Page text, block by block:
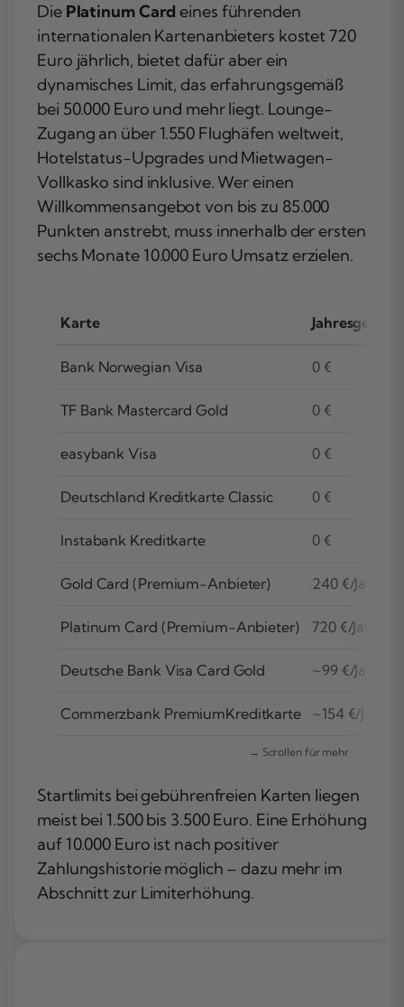
Die Platinum Card eines führenden
internationalen Kartenanbieters kostet 720
Euro jährlich, bietet dafür aber ein
dynamisches Limit, das erfahrungsgemäß
bei 50.000 Euro und mehr liegt. Lounge-
Zugang an über 1.550 Flughäfen weltweit,
Hotelstatus-Upgrades und Mietwagen-
Vollkasko sind inklusive. Wer einen
Willkommensangebot von bis zu 85.000
Punkten anstrebt, muss innerhalb der ersten
sechs Monate 10.000 Euro Umsatz erzielen.
Karte Jahresgebühr
Bank Norwegian Visa 0 €
TF Bank Mastercard Gold 0 €
easybank Visa 0 €
Deutschland Kreditkarte Classic 0 €
Instabank Kreditkarte 0 €
Gold Card (Premium-Anbieter) 240 €/Jahr
Platinum Card (Premium-Anbieter) 720 €/Jahr
Deutsche Bank Visa Card Gold ~99 €/Jahr
Commerzbank PremiumKreditkarte ~154 €/Jahr
Startlimits bei gebührenfreien Karten liegen
meist bei 1.500 bis 3.500 Euro. Eine Erhöhung
auf 10.000 Euro ist nach positiver
Zahlungshistorie möglich – dazu mehr im
Abschnitt zur Limiterhöhung.